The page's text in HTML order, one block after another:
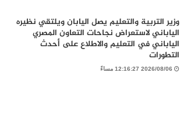
وزير التربية والتعليم يصل اليابان ويلتقي نظيره
الياباني لاستعراض نجاحات التعاون المصري
الياباني في التعليم والاطلاع على أحدث
التطورات
2026/08/06 12:16:27 مساءً